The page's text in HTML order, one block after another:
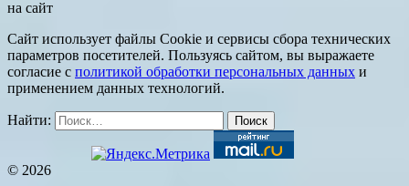
на сайт
Сайт использует файлы Cookie и сервисы сбора технических
параметров посетителей. Пользуясь сайтом, вы выражаете
согласие с политикой обработки персональных данных и
применением данных технологий.
Найти:
© 2026